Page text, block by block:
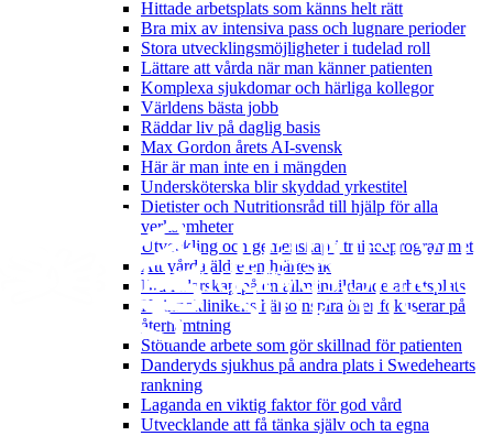
Hittade arbetsplats som känns helt rätt
Bra mix av intensiva pass och lugnare perioder
Stora utvecklingsmöjligheter i tudelad roll
Lättare att vårda när man känner patienten
Komplexa sjukdomar och härliga kollegor
Världens bästa jobb
Räddar liv på daglig basis
Max Gordon årets AI-svensk
Här är man inte en i mängden
Undersköterska blir skyddad yrkestitel
Dietister och Nutritionsråd till hjälp för alla
verksamheter
Utveckling och gemenskap i traineeprogrammet
Att vårda äldre en hjärtesak
Bra ledarskap på en allmänbildande arbetsplats
Kvinnoklinikens hälsoinspiratörer fokuserar på
återhämtning
Stöttande arbete som gör skillnad för patienten
Danderyds sjukhus på andra plats i Swedehearts
rankning
Laganda en viktig faktor för god vård
Utvecklande att få tänka själv och ta egna